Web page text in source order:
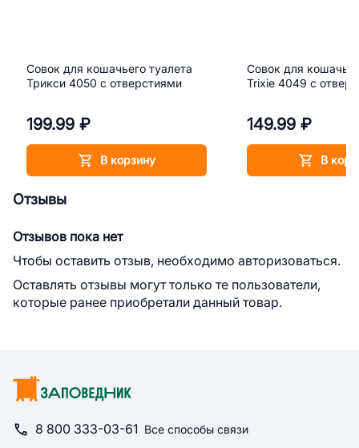
Совок для кошачьего туалета
Трикси 4050 с отверстиями
199.99 ₽
В корзину
Совок для
Trixie 4049 с
149.99 ₽
В
Отзывы
Отзывов пока нет
Чтобы оставить отзыв, необходимо авторизоваться.
Оставлять отзывы могут только те пользователи,
которые ранее приобретали данный товар.
8 800 333-03-61 Все способы связи